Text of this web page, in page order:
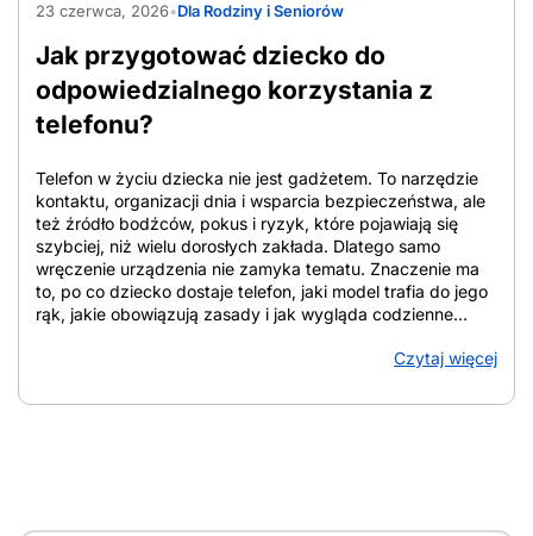
23 czerwca, 2026•Dla Rodziny i Seniorów
Jak przygotować dziecko do
odpowiedzialnego korzystania z
telefonu?
Telefon w życiu dziecka nie jest gadżetem. To narzędzie
kontaktu, organizacji dnia i wsparcia bezpieczeństwa, ale
też źródło bodźców, pokus i ryzyk, które pojawiają się
szybciej, niż wielu dorosłych zakłada. Dlatego samo
wręczenie urządzenia nie zamyka tematu. Znaczenie ma
to, po co dziecko dostaje telefon, jaki model trafia do jego
rąk, jakie obowiązują zasady i jak wygląda codzienne
uporządkowane wskazówki, które pomagają ocenić
reguły i zadbać o bezpieczeństwo online. Z artykułu
Czytaj więcej